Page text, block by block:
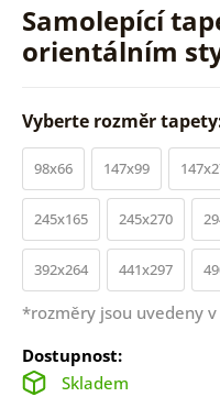
Samolepící
orientálním
Vyberte rozměr
98x66 147x99
245x165 245x270
392x264 441x297
*rozměry jsou uvedeny
Dostupnost:
Skladem